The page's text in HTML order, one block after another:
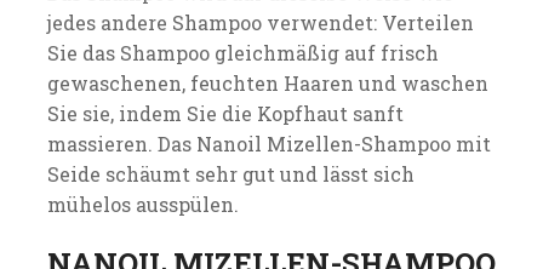
jedes andere Shampoo verwendet: Verteilen
Sie das Shampoo gleichmäßig auf frisch
gewaschenen, feuchten Haaren und waschen
Sie sie, indem Sie die Kopfhaut sanft
massieren. Das Nanoil Mizellen-Shampoo mit
Seide schäumt sehr gut und lässt sich
mühelos ausspülen.